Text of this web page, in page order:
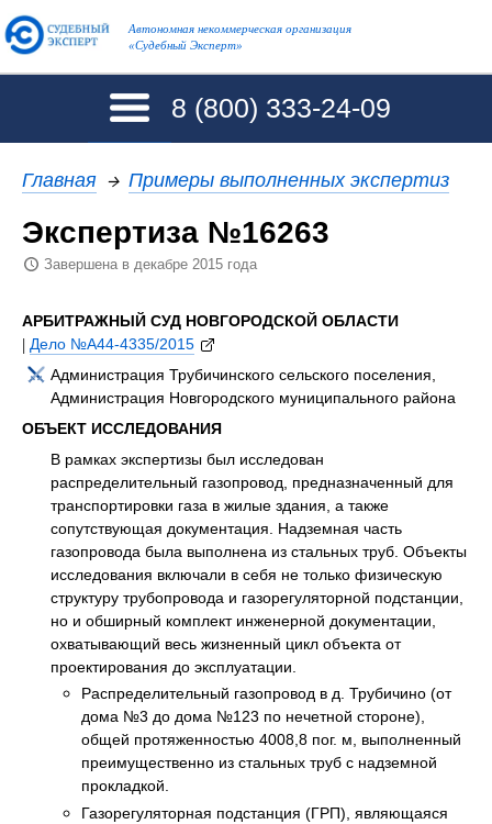
Автономная некоммерческая организация
«Судебный Эксперт»
8 (800) 333-24-09
Главная → Примеры выполненных экспертиз
Экспертиза №16263
Завершена в декабре 2015 года
АРБИТРАЖНЫЙ СУД НОВГОРОДСКОЙ ОБЛАСТИ
| Дело №А44-4335/2015
Администрация Трубичинского сельского поселения,
Администрация Новгородского муниципального района
ОБЪЕКТ ИССЛЕДОВАНИЯ
В рамках экспертизы был исследован
распределительный газопровод, предназначенный для
транспортировки газа в жилые здания, а также
сопутствующая документация. Надземная часть
газопровода была выполнена из стальных труб. Объекты
исследования включали в себя не только физическую
структуру трубопровода и газорегуляторной подстанции,
но и обширный комплект инженерной документации,
охватывающий весь жизненный цикл объекта от
проектирования до эксплуатации.
Распределительный газопровод в д. Трубичино (от
дома №3 до дома №123 по нечетной стороне),
общей протяженностью 4008,8 пог. м, выполненный
преимущественно из стальных труб с надземной
прокладкой.
Газорегуляторная подстанция (ГРП), являющаяся